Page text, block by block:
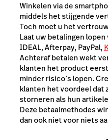
Winkelen via de
middels het stijgende
Toch moetu het
Laat uw betalingen
IDEAL, Afterpay, PayPal,
Achteraf betalen wekt
klanten het product
minder risico’s lopen.
klanten het voordeel dat
storneren als hun
Deze betaalmethodes
dan ook niet voor niets